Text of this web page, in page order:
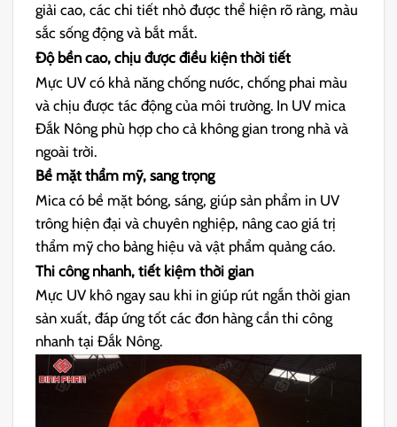
giải cao, các chi tiết nhỏ được thể hiện rõ ràng, màu
sắc sống động và bắt mắt.
Độ bền cao, chịu được điều kiện thời tiết
Mực UV có khả năng chống nước, chống phai màu
và chịu được tác động của môi trường. In UV mica
Đắk Nông phù hợp cho cả không gian trong nhà và
ngoài trời.
Bề mặt thẩm mỹ, sang trọng
Mica có bề mặt bóng, sáng, giúp sản phẩm in UV
trông hiện đại và chuyên nghiệp, nâng cao giá trị
thẩm mỹ cho bảng hiệu và vật phẩm quảng cáo.
Thi công nhanh, tiết kiệm thời gian
Mực UV khô ngay sau khi in giúp rút ngắn thời gian
sản xuất, đáp ứng tốt các đơn hàng cần thi công
nhanh tại Đắk Nông.